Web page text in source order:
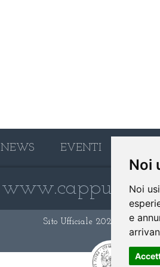
Noi
Noi
e
NEWS EVENTI
Sito Ufficiale 2026 - Privacy